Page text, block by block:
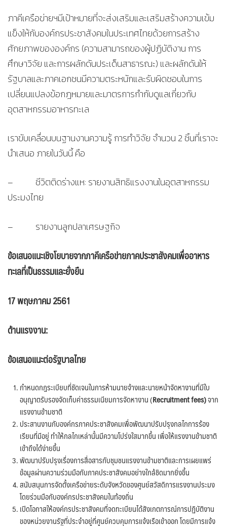
ภาคีเครือข่ายฯมีเป้าหมายที่จะส่งเสริมและเสริมสร้างความเข้ม
แข็งให้กับองค์กรประชาสังคมในประเทศไทยด้วยการสร้าง
ศักยภาพขององค์กร (ความสามารถของผู้ปฏิบัติงาน การ
ศึกษาวิจัย และการผลักดันประเด็นสาธารณะ) และผลักดันให้
รัฐบาลและภาคเอกชนมีความตระหนักและรับผิดชอบในการ
เปลี่ยนแปลงข้อกฎหมายและมาตรการกำกับดูแลเกี่ยวกับ
อุตสาหกรรมอาหารทะเล
เราขับเคลื่อนบนฐานงานความรู้ การทำวิจัย จำนวน 2 ชิ้นที่เราจะ
นำเสนอ ภายในวันนี้ คือ
– ชีวิตติดร่างแห: รายงานสิทธิแรงงานในอุตสาหกรรม
ประมงไทย
– รายงานลูกปลาเศรษฐกิจ
ข้อเสนอแนะเชิงโยบายจากภาคีเครือข่ายภาคประชาสังคมเพื่ออาหาร
ทะเลที่เป็นธรรมและยั่งยืน
17 พฤษภาคม 2561
ด้านแรงงาน:
ข้อเสนอแนะต่อรัฐบาลไทย
กำหนดกฎระเบียบที่ชัดเจนในการห้ามนายจ้างและนายหน้าจัดหางานที่มีใบ
อนุญาตรับรองจัดเก็บค่าธรรมเนียมการจัดหางาน (Recruitment fees)จาก
แรงงานข้ามชาติ
ประสานงานกับองค์กรภาคประชาสังคมเพื่อพัฒนาปรับปรุงกลไกการร้อง
เรียนที่มีอยู่ ทำให้กลไกเหล่านั้นมีความโปร่งใสมากขึ้น เพื่อให้แรงงานข้ามชาติ
เข้าถึงได้ง่ายขึ้น
พัฒนาปรับปรุงเรื่องการสื่อสารกับชุมชนแรงงานข้ามชาติและการเผยแพร่
ข้อมูลผ่านความร่วมมือกับภาคประชาสังคมอย่างใกล้ชิดมากยิ่งขึ้น
สนับสนุนการจัดตั้งเครือข่ายระดับจังหวัดของศูนย์สวัสดิการแรงงานประมง
โดยร่วมมือกับองค์กรประชาสังคมในท้องถิ่น
เปิดโอกาสให้องค์กรประชาสังคมที่จดทะเบียนได้สังเกตการณ์การปฏิบัติงาน
ของหน่วยงานรัฐที่ประจำอยู่ที่ศูนย์ควบคุมการแจ้งเรือเข้าออก โดยมีการแจ้ง